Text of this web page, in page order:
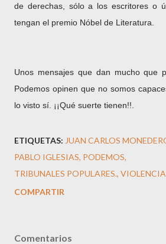
de derechas, sólo a los escritores o
tengan el premio Nóbel de Literatura.
Unos mensajes que dan mucho que
Podemos opinen que no somos
lo visto sí. ¡¡Qué suerte tienen!!.
ETIQUETAS: JUAN CARLOS
PABLO IGLESIAS PODEMOS
TRIBUNALES POPULARES. VIOLENCIA
COMPARTIR
Comentarios